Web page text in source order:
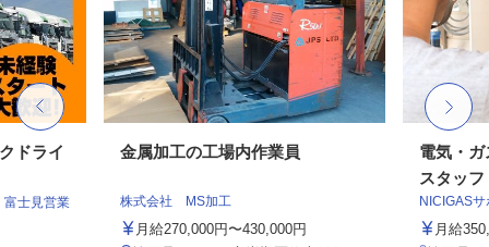
ドライ
士見営業
金属加工の工場内作業員
株式会社 MS加工
月給270,000円〜430,000円
電気・
スタッフ
NICIGAS
月給